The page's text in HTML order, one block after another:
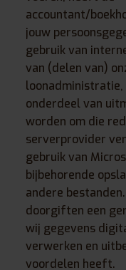
accountant/
jouw
gebruik van
van (delen van)
loonadministratie,
onderdeel van
worden om die
serverprovider
gebruik van
bijbehorende
andere
doorgiften een
wij gegevens
verwerken en
voordelen heeft.